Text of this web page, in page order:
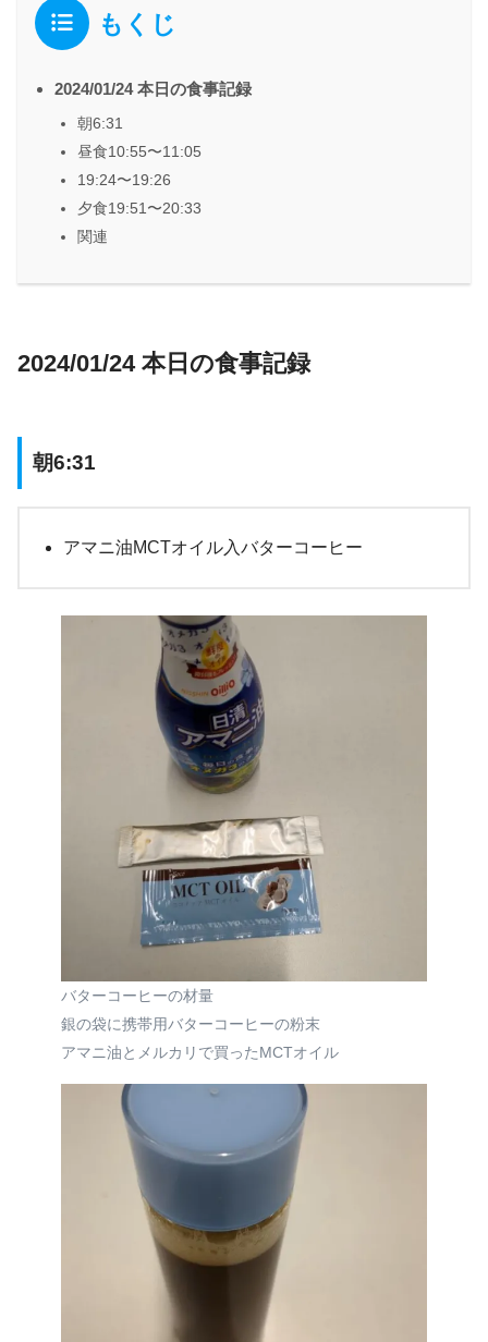
もくじ
2024/01/24 本日の食事記録
朝6:31
昼食10:55〜11:05
19:24〜19:26
夕食19:51〜20:33
関連
2024/01/24 本日の食事記録
朝6:31
アマニ油MCTオイル入バターコーヒー
バターコーヒーの材量
銀の袋に携帯用バターコーヒーの粉末
アマニ油とメルカリで買ったMCTオイル